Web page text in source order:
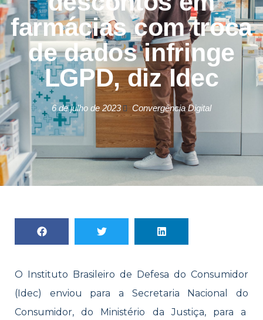
farmácias com troca
de dados infringe
LGPD, diz Idec
6 de julho de 2023 Convergência Digital
O Instituto Brasileiro de Defesa do Consumidor
(Idec) enviou para a Secretaria Nacional do
Consumidor, do Ministério da Justiça, para a